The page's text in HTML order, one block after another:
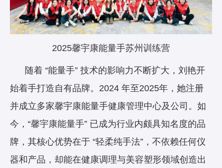
2025馨宇康能量手苏州训练营
随着 “能量手” 技术的影响力不断扩大，刘艳开
始着手打造自有品牌。2024 年至2025年，她注册
并成立多家馨宇康能量手健康管理中心及公司。如
今，“馨宇康能量手” 已成为行业内颇具知名度的品
牌，其核心优势在于 “轻柔纯手法”，不依赖任何仪
器和产品，却能在健康调理与美容塑形领域创造出